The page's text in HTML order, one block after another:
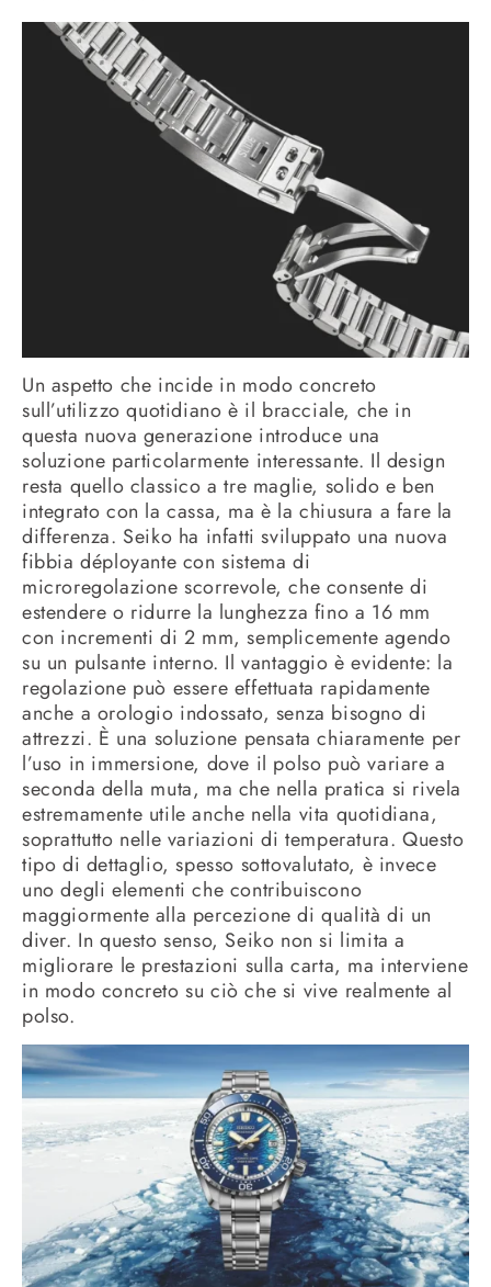
Un aspetto che incide in modo concreto
sull’utilizzo quotidiano è il bracciale, che in
questa nuova generazione introduce una
soluzione particolarmente interessante. Il design
resta quello classico a tre maglie, solido e ben
integrato con la cassa, ma è la chiusura a fare la
differenza. Seiko ha infatti sviluppato una nuova
fibbia déployante con sistema di
microregolazione scorrevole, che consente di
estendere o ridurre la lunghezza fino a 16 mm
con incrementi di 2 mm, semplicemente agendo
su un pulsante interno. Il vantaggio è evidente: la
regolazione può essere effettuata rapidamente
anche a orologio indossato, senza bisogno di
attrezzi. È una soluzione pensata chiaramente per
l’uso in immersione, dove il polso può variare a
seconda della muta, ma che nella pratica si rivela
estremamente utile anche nella vita quotidiana,
soprattutto nelle variazioni di temperatura. Questo
tipo di dettaglio, spesso sottovalutato, è invece
uno degli elementi che contribuiscono
maggiormente alla percezione di qualità di un
diver. In questo senso, Seiko non si limita a
migliorare le prestazioni sulla carta, ma interviene
in modo concreto su ciò che si vive realmente al
polso.